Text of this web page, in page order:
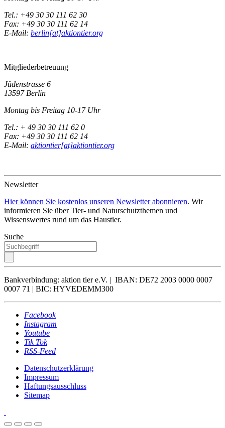
Tel.: +49 30 30 111 62 30
Fax: +49 30 30 111 62 14
E-Mail: berlin[at]aktiontier.org
Mitgliederbetreuung
Jüdenstrasse 6
13597 Berlin
Montag bis Freitag 10-17 Uhr
Tel.: + 49 30 30 111 62 0
Fax: +49 30 30 111 62 14
E-Mail: aktiontier[at]aktiontier.org
Newsletter
Hier können Sie kostenlos unseren Newsletter abonnieren. Wir
informieren Sie über Tier- und Naturschutzthemen und
Wissenswertes rund um das Haustier.
Suche
Bankverbindung: aktion tier e.V. | IBAN: DE72 2003 0000 0007
0007 71 | BIC: HYVEDEMM300
Facebook
Instagram
Youtube
Tik Tok
RSS-Feed
Datenschutzerklärung
Impressum
Haftungsausschluss
Sitemap